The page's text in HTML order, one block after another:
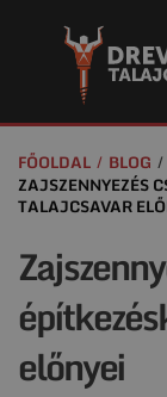
FŐOLDAL
BLOG
ZAJSZENNYEZÉS
TALAJCSAVAR
előnyei